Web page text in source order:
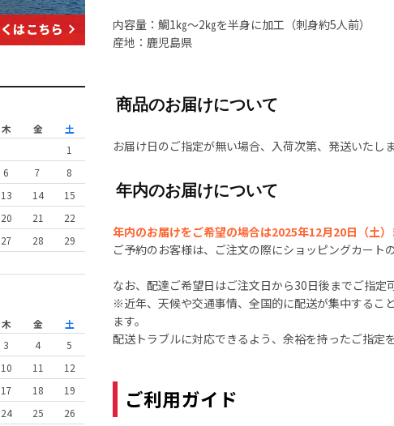
内容量：鯛1㎏～2㎏を半身に加工（刺身約5人前）
産地：鹿児島県
商品のお届けについて
お届け日のご指定が無い場合、入荷次第、発送いたしま
年内のお届けについて
年内のお届けをご希望の場合は2025年12月20日（土）
ご予約のお客様は、ご注文の際にショッピングカート
なお、配達ご希望日はご注文日から30日後までご指定
※近年、天候や交通事情、全国的に配送が集中するこ
ます。
配送トラブルに対応できるよう、余裕を持ったご指定
ご利用ガイド
木 金
土
1
6 7
8
13 14
15
20 21
22
27 28
29
木 金
土
3 4
5
10 11
12
17 18
19
24 25
26